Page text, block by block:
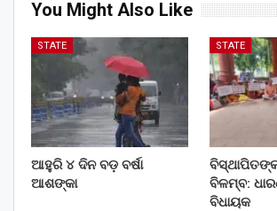
You Might Also Like
STATE
ଆହୁରି ୪ ଦିନ ବଡ଼ ବର୍ଷା
ଆଶଙ୍କା
STATE
ବିଳମ୍ବ:
ବିଧାୟକ